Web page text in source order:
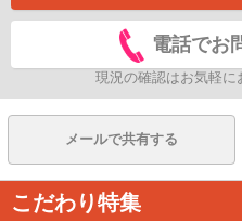
電話でお
現況の確認はお気軽に
メールで共有する
こだわり特集